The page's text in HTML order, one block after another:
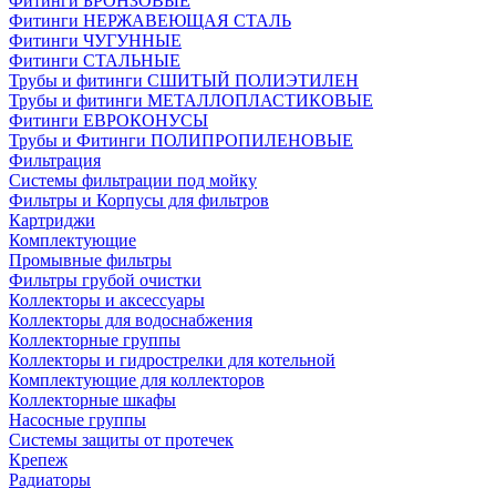
Фитинги НЕРЖАВЕЮЩАЯ СТАЛЬ
Фитинги ЧУГУННЫЕ
Фитинги СТАЛЬНЫЕ
Трубы и фитинги СШИТЫЙ ПОЛИЭТИЛЕН
Трубы и фитинги МЕТАЛЛОПЛАСТИКОВЫЕ
Фитинги ЕВРОКОНУСЫ
Трубы и Фитинги ПОЛИПРОПИЛЕНОВЫЕ
Фильтрация
Системы фильтрации под мойку
Фильтры и Корпусы для фильтров
Картриджи
Комплектующие
Промывные фильтры
Фильтры грубой очистки
Коллекторы и аксессуары
Коллекторы для водоснабжения
Коллекторные группы
Коллекторы и гидрострелки для котельной
Комплектующие для коллекторов
Коллекторные шкафы
Насосные группы
Системы защиты от протечек
Крепеж
Радиаторы